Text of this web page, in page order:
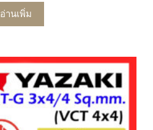
อ่านเพิ่ม